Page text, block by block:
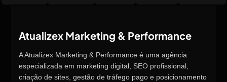
Atualizex Marketing & Performance
A Atualizex Marketing & Performance é uma agência
especializada em marketing digital, SEO profissional,
criação de sites, gestão de tráfego pago e posicionamento